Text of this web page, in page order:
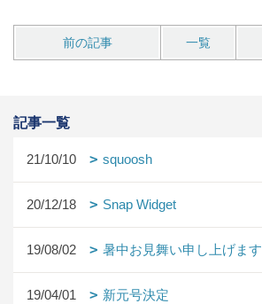
前の記事 一覧
記事一覧
21/10/10 squoosh
20/12/18 Snap Widget
19/08/02 暑中お見舞い申し上げます
19/04/01 新元号決定